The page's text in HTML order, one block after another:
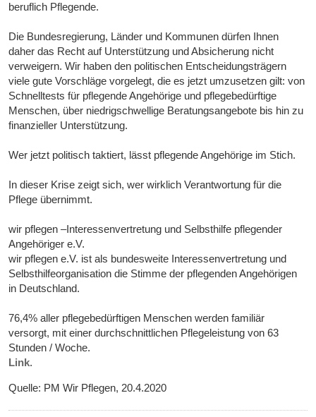
beruflich Pflegende.
Die Bundesregierung, Länder und Kommunen dürfen Ihnen
daher das Recht auf Unterstützung und Absicherung nicht
verweigern. Wir haben den politischen Entscheidungsträgern
viele gute Vorschläge vorgelegt, die es jetzt umzusetzen gilt: von
Schnelltests für pflegende Angehörige und pflegebedürftige
Menschen, über niedrigschwellige Beratungsangebote bis hin zu
finanzieller Unterstützung.
Wer jetzt politisch taktiert, lässt pflegende Angehörige im Stich.
In dieser Krise zeigt sich, wer wirklich Verantwortung für die
Pflege übernimmt.
wir pflegen –Interessenvertretung und Selbsthilfe pflegender
Angehöriger e.V.
wir pflegen e.V. ist als bundesweite Interessenvertretung und
Selbsthilfeorganisation die Stimme der pflegenden Angehörigen
in Deutschland.
76,4% aller pflegebedürftigen Menschen werden familiär
versorgt, mit einer durchschnittlichen Pflegeleistung von 63
Stunden / Woche.
Link.
Quelle: PM Wir Pflegen, 20.4.2020